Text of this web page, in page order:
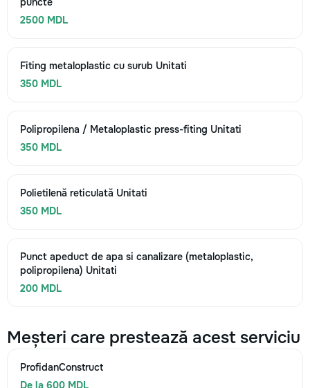
2500 MDL
Fiting metaloplastic cu surub Unitati
350 MDL
Polipropilena / Metaloplastic press-fiting Unitati
350 MDL
Polietilenă reticulată Unitati
350 MDL
Punct apeduct de apa si canalizare (metaloplastic,
polipropilena) Unitati
200 MDL
Meșteri care prestează acest serviciu
ProfidanConstruct
De la 600 MDL